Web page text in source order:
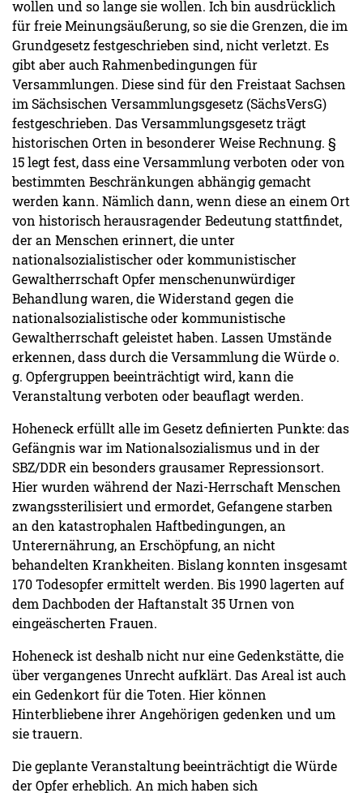
wollen und so lange sie wollen. Ich bin ausdrücklich
für freie Meinungsäußerung, so sie die Grenzen, die im
Grundgesetz festgeschrieben sind, nicht verletzt. Es
gibt aber auch Rahmenbedingungen für
Versammlungen. Diese sind für den Freistaat Sachsen
im Sächsischen Versammlungsgesetz (SächsVersG)
festgeschrieben. Das Versammlungsgesetz trägt
historischen Orten in besonderer Weise Rechnung. §
15 legt fest, dass eine Versammlung verboten oder von
bestimmten Beschränkungen abhängig gemacht
werden kann. Nämlich dann, wenn diese an einem Ort
von historisch herausragender Bedeutung stattfindet,
der an Menschen erinnert, die unter
nationalsozialistischer oder kommunistischer
Gewaltherrschaft Opfer menschenunwürdiger
Behandlung waren, die Widerstand gegen die
nationalsozialistische oder kommunistische
Gewaltherrschaft geleistet haben. Lassen Umstände
erkennen, dass durch die Versammlung die Würde o.
g. Opfergruppen beeinträchtigt wird, kann die
Veranstaltung verboten oder beauflagt werden.
Hoheneck erfüllt alle im Gesetz definierten Punkte: das
Gefängnis war im Nationalsozialismus und in der
SBZ/DDR ein besonders grausamer Repressionsort.
Hier wurden während der Nazi-Herrschaft Menschen
zwangssterilisiert und ermordet, Gefangene starben
an den katastrophalen Haftbedingungen, an
Unterernährung, an Erschöpfung, an nicht
behandelten Krankheiten. Bislang konnten insgesamt
170 Todesopfer ermittelt werden. Bis 1990 lagerten auf
dem Dachboden der Haftanstalt 35 Urnen von
eingeäscherten Frauen.
Hoheneck ist deshalb nicht nur eine Gedenkstätte, die
über vergangenes Unrecht aufklärt. Das Areal ist auch
ein Gedenkort für die Toten. Hier können
Hinterbliebene ihrer Angehörigen gedenken und um
sie trauern.
Die geplante Veranstaltung beeinträchtigt die Würde
der Opfer erheblich. An mich haben sich